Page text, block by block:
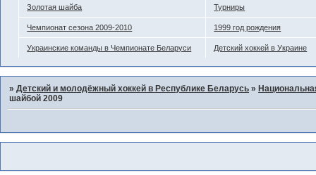
Золотая шайба Турниры
Чемпионат сезона 2009-2010 1999 год рождения
Украинские команды в Чемпионате Беларуси Детский хоккей в Украине
»Детский и молодёжный хоккей в Республике Беларусь »
шайбой 2009